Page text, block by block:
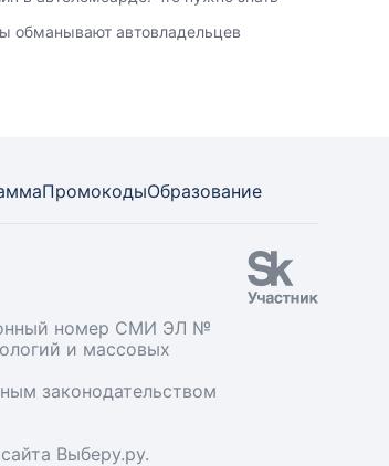
обманывают автовладельцев
ПромокодыОбразование
номер СМИ ЭЛ №
и массовых
законодательством
Выберу.ру.